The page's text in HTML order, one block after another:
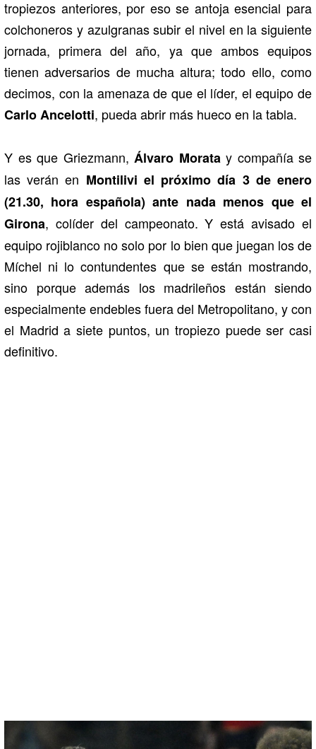
tropiezos anteriores, por eso se antoja esencial para
colchoneros y azulgranas subir el nivel en la siguiente
jornada, primera del año, ya que ambos equipos
tienen adversarios de mucha altura; todo ello, como
decimos, con la amenaza de que el líder, el equipo de
Carlo Ancelotti, pueda abrir más hueco en la tabla.
Y es que Griezmann, Álvaro Morata y compañía se
las verán en Montilivi el próximo día 3 de enero
(21.30, hora española) ante nada menos que el
Girona, colíder del campeonato. Y está avisado el
equipo rojiblanco no solo por lo bien que juegan los de
Míchel ni lo contundentes que se están mostrando,
sino porque además los madrileños están siendo
especialmente endebles fuera del Metropolitano, y con
el Madrid a siete puntos, un tropiezo puede ser casi
definitivo.